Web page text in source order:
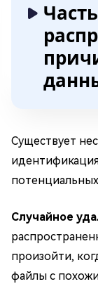
Существует
Случайное
произойти,
файлы с